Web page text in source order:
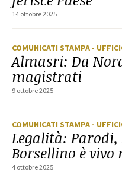
14 ottobre 2025
COMUNICATI STAMPA -
Almasri: Da
magistrati
9 ottobre 2025
COMUNICATI STAMPA -
Legalità:
Borsellino è vivo
4 ottobre 2025